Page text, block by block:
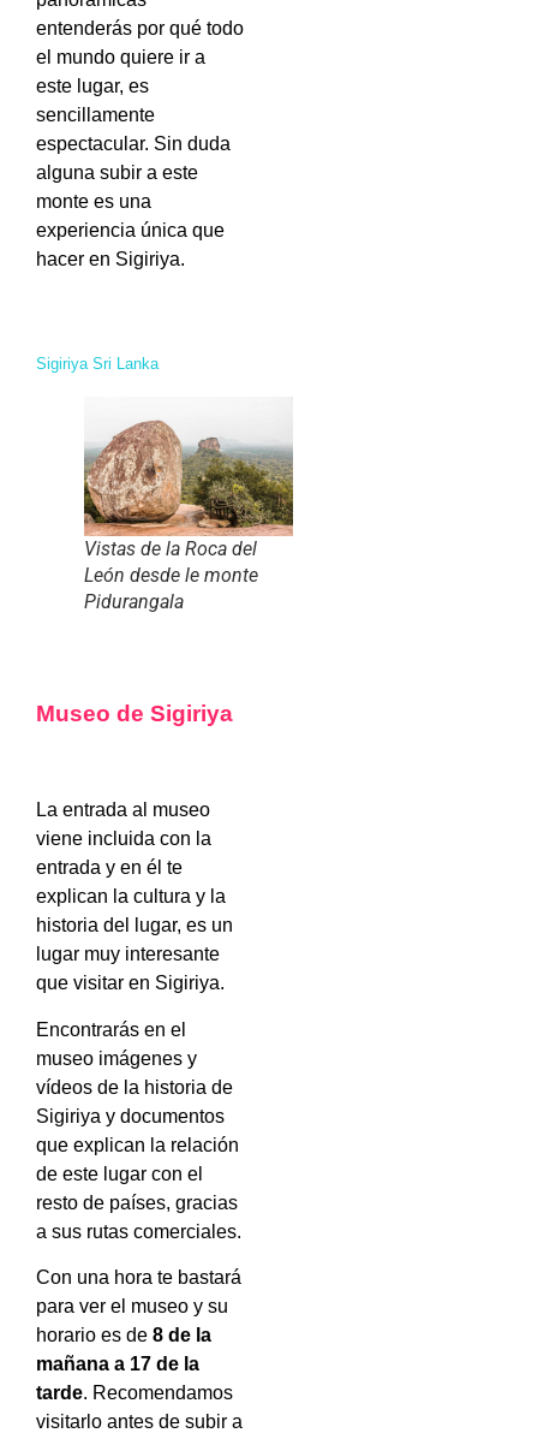
entenderás por qué todo
el mundo quiere ir a
este lugar, es
sencillamente
espectacular. Sin duda
alguna subir a este
monte es una
experiencia única que
hacer en Sigiriya.
Sigiriya Sri Lanka
Vistas de la Roca del
León desde le monte
Pidurangala
Museo de Sigiriya
La entrada al museo
viene incluida con la
entrada y en él te
explican la cultura y la
historia del lugar, es un
lugar muy interesante
que visitar en Sigiriya.
Encontrarás en el
museo imágenes y
vídeos de la historia de
Sigiriya y documentos
que explican la relación
de este lugar con el
resto de países, gracias
a sus rutas comerciales.
Con una hora te bastará
para ver el museo y su
horario es de 8 de la
mañana a 17 de la
tarde. Recomendamos
visitarlo antes de subir a